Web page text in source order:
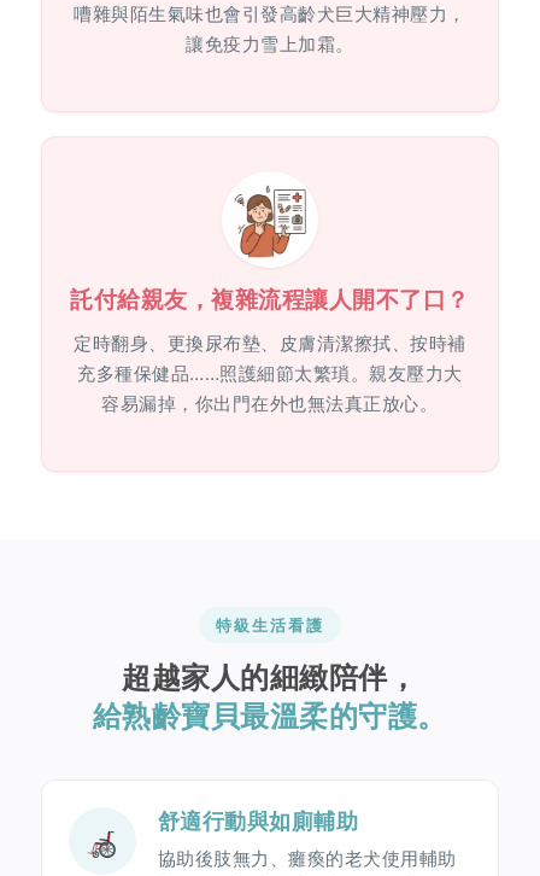
嘈雜與陌生氣味也會引發高齡犬巨大精神壓力，
讓免疫力雪上加霜。
託付給親友，複雜流程讓人開不了口？
定時翻身、更換尿布墊、皮膚清潔擦拭、按時補
充多種保健品……照護細節太繁瑣。親友壓力大
容易漏掉，你出門在外也無法真正放心。
特級生活看護
超越家人的細緻陪伴，
給熟齡寶貝最溫柔的守護。
舒適行動與如廁輔助
協助後肢無力、癱瘓的老犬使用輔助